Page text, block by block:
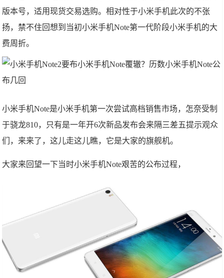
版本号，适用现货交易选购。相对性于小米手机此次的不张
扬，禁不住回想到当初小米手机Note第一代阶段小米手机的大
费周折。
小米手机Note是小米手机第一次尝试高档销售市场，怎奈受制
于骁龙810，只有是一年开6次新品发布会来隔三差五提示观众
们，来来了，这儿走这儿瞧，它是大家的旗舰机。
大家来回望一下当时小米手机Note艰苦的公布过程，